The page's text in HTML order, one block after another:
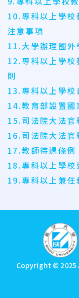
10.專科以上學校
注意事項
11.大學辦理國外
12.專科以上學校
則
13.專科以上學校
14.教育部設置國
15.司法院大法
16.司法院大法
17.教師待遇條例
18.專科以上學校
19.專科以上兼任
Copyright © 2025